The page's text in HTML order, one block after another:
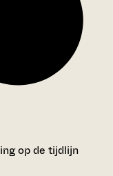
op de tijdlijn